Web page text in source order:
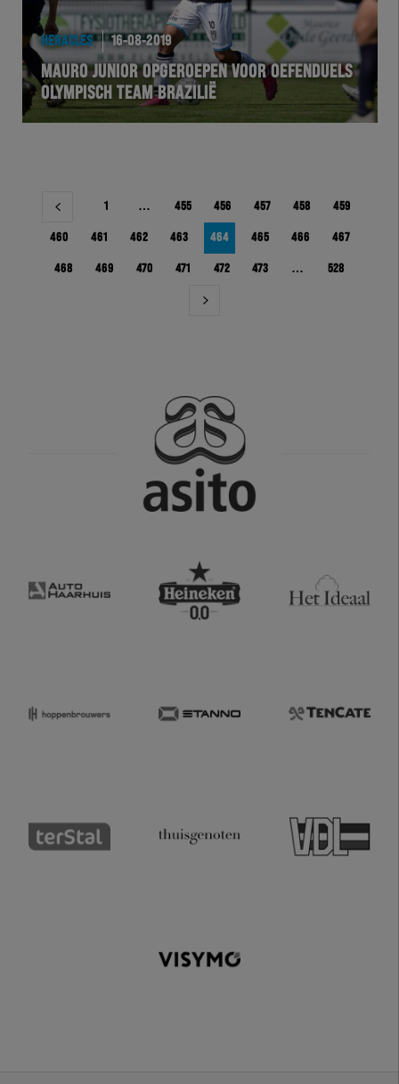
HERACLES 16-08-2019
MAURO JUNIOR OPGEROEPEN VOOR OEFENDUELS
OLYMPISCH TEAM BRAZILIË
Berichtnavigatie
1 … 455 456 457 458 459
460 461 462 463 464 465 466 467
468 469 470 471 472 473 … 528